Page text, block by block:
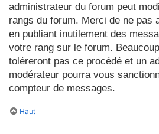
administrateur du forum peut
rangs du forum. Merci de ne pas
en publiant inutilement des
votre rang sur le forum.
toléreront pas ce procédé et un
modérateur pourra vous
compteur de messages.
Haut